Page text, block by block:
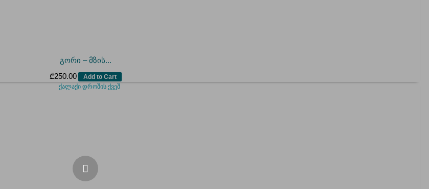
გორი – მზის...
₾250.00 Add to Cart